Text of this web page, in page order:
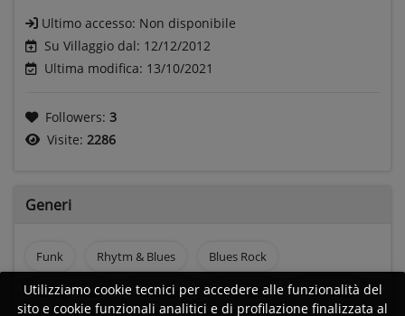
Ultimo accesso: Non disponibile
Su Villaggio dal: 12/12/2012
Ultima modifica: 13/10/2021
Followers: 3
Visite: 2286
Generi
Funk Rhytm & Blues Blues Rock
Garage rock Hard rock Pop rock Punk rock
Utilizziamo cookie tecnici per accedere alle funzionalità del
sito e cookie funzionali analitici e di profilazione finalizzata al